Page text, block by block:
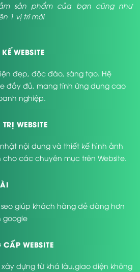
sản phẩm của bạn cũng như
1 vị trí mới
WEBSITE
đẹp, độc đáo, sáng tạo. Hệ
đầy đủ, mang tính ứng dụng cao
nghiệp.
WEBSITE
nội dung và thiết kế hình ảnh
các chuyên mục trên Website.
giúp khách hàng dễ dàng hơn
google
WEBSITE
dựng từ khá lâu,giao diện không